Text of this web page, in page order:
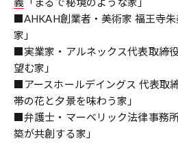
■AHKAH創業者・美術家 福王寺
家」
■実業家・アルネックス代表取締
望む家」
■アースホールデイングス 代表取
帯の花と夕景を味わう家」
■弁護士・マーベリック法律事務
築が共創する家」